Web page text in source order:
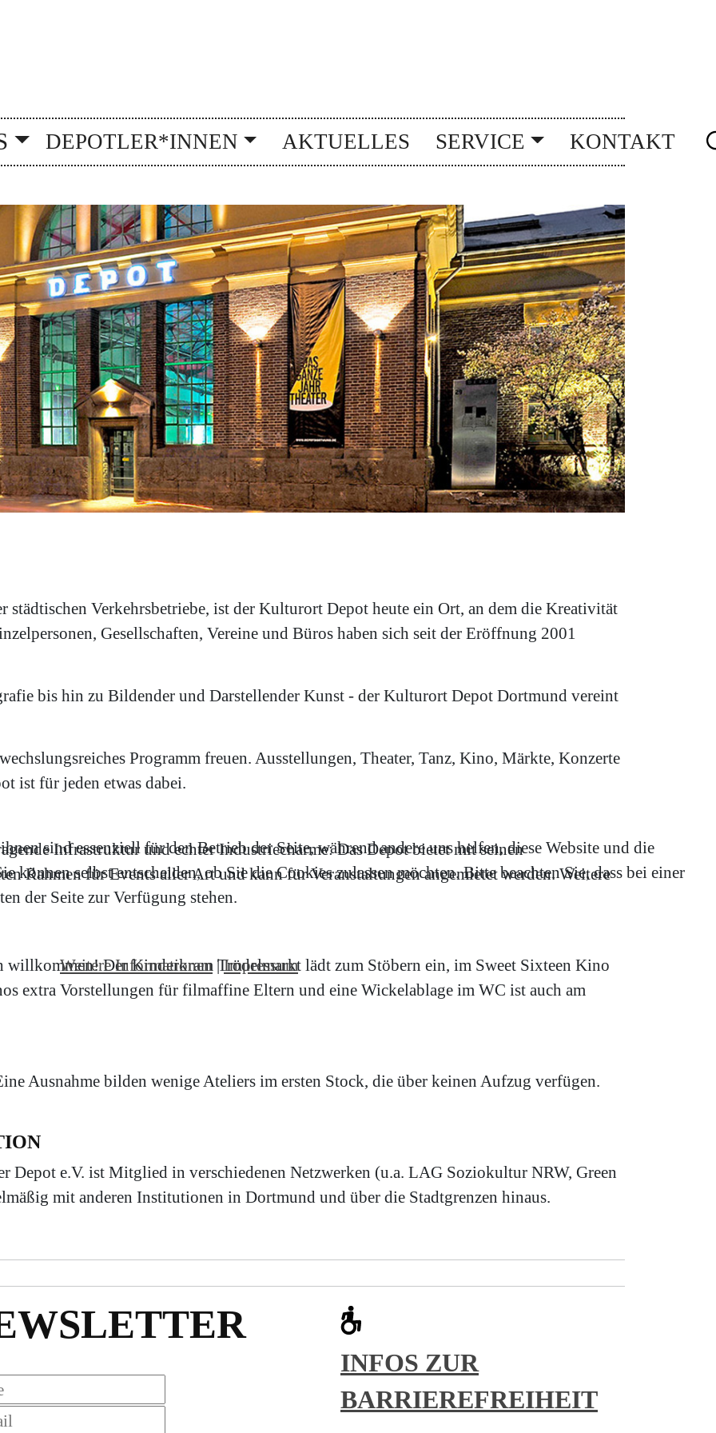
DEPOTLER*INNEN AKTUELLES SERVICE KONTAKT
städtischen Verkehrsbetriebe, ist der Kulturort Depot heute ein Ort, an dem die Kreativität
Gesellschaften, Vereine und Büros haben sich seit der Eröffnung 2001
bis hin zu Bildender und Darstellender Kunst - der Kulturort Depot Dortmund vereint
Programm freuen. Ausstellungen, Theater, Tanz, Kino, Märkte, Konzerte
ist für jeden etwas dabei.
Infrastruktur und echter Industriecharme: Das Depot bietet mit seinen
Rahmen für Events aller Art und kann für Veranstaltungen angemietet werden. Weitere
Der Kinderkram Trödelmarkt lädt zum Stöbern ein, im Sweet Sixteen Kino
extra Vorstellungen für filmaffine Eltern und eine Wickelablage im WC ist auch am
Ausnahme bilden wenige Ateliers im ersten Stock, die über keinen Aufzug verfügen.
Depot e.V. ist Mitglied in verschiedenen Netzwerken (u.a. LAG Soziokultur NRW, Green
mit anderen Institutionen in Dortmund und über die Stadtgrenzen hinaus.
INFOS ZUR
BARRIEREFREIHEIT
sind essenziell für den Betrieb der Seite, während andere uns helfen, diese Website und die
können selbst entscheiden, ob Sie die Cookies zulassen möchten. Bitte beachten Sie, dass bei einer
der Seite zur Verfügung stehen.
Weitere Informationen |Impressum